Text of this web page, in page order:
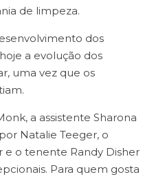
de limpeza.
dos
a evolução dos
uma vez que os
a assistente Sharona
Natalie Teeger, o
o tenente Randy Disher
Para quem gosta